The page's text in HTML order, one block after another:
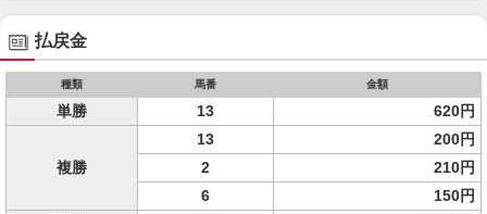
払戻金
種類 馬番 金額
単勝 13 620円
複勝
13
200円
2
210円
6
150円